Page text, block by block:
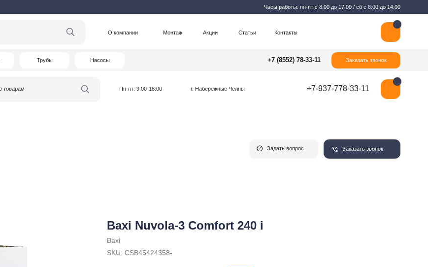
Часы работы: пн-пт с 8:00 до 17:00 / сб с 8:00 до 14:00
О компании
Baxi Nuvola-3 Comfort 240 i
Baxi
SKU: CSB45424358-